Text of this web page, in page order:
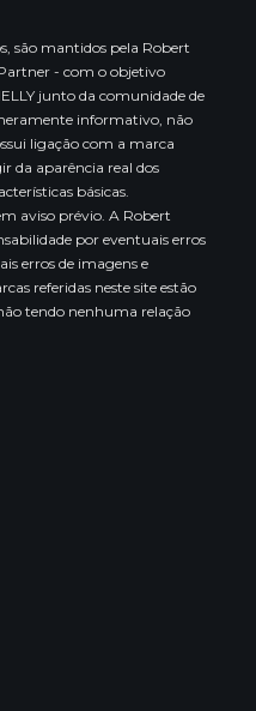
são mantidos pela Robert
- com o objetivo
junto da comunidade de
informativo, não
ligação com a marca
da aparência real dos
básicas.
aviso prévio. A Robert
por eventuais erros
erros de imagens e
referidas neste site estão
tendo nenhuma relação